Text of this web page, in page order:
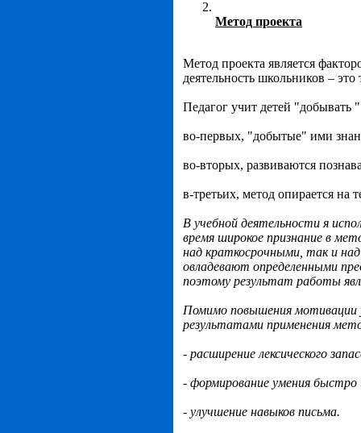
Метод проекта
Метод проекта является
деятельность школьников –
Педагог учит детей "добывать
во-первых, "добытые" ими
во-вторых, развиваются
в-третьих, метод опирается на
В учебной деятельности я
время широкое признание в
над краткосрочными, так и
овладевают определенными
поэтому результат работы
Помимо повышения мотивации
результатами применения
- расширение лексического
- формирование умения
- улучшение навыков письма.